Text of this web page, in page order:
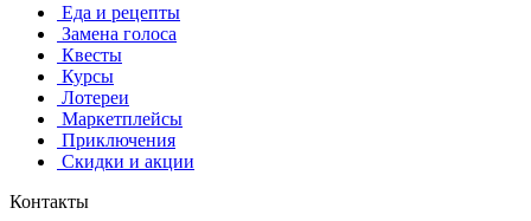
️ ️Еда и рецепты
️ Замена голоса
️ Квесты
‍ Курсы
️ Лотереи
️ Маркетплейсы
️ Приключения
️ Скидки и акции
Контакты